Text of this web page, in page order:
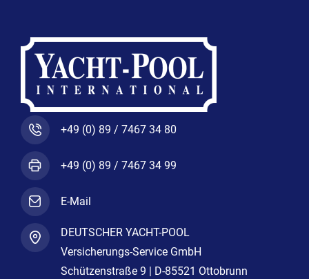
+49 (0) 89 / 7467 34 80
+49 (0) 89 / 7467 34 99
E-Mail
DEUTSCHER YACHT-POOL
Versicherungs-Service GmbH
Schützenstraße 9 | D-85521 Ottobrunn